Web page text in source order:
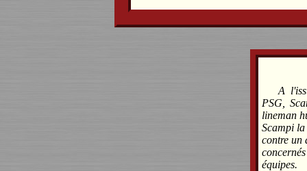
A
PSG,
lineman
Scampi
contre un
équipes.